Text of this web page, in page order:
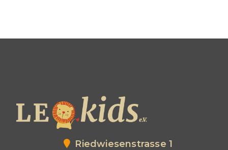
Riedwiesenstrasse 1